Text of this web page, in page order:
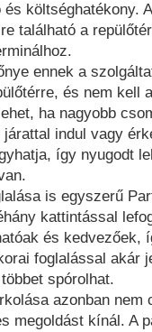
költséghatékony.
található a
ennek a
és nem kell
ha nagyobb
indul vagy
így nyugodt
is egyszerű
kattintással
és kedvezőek,
foglalással akár
spórolhat.
azonban
megoldást kínál. A